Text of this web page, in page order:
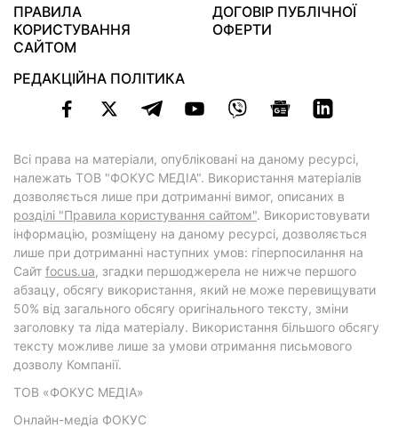
ПРАВИЛА
КОРИСТУВАННЯ
САЙТОМ
ДОГОВІР ПУБЛІЧНОЇ
ОФЕРТИ
РЕДАКЦІЙНА ПОЛІТИКА
Всі права на матеріали, опубліковані на даному ресурсі,
належать ТОВ "ФОКУС МЕДІА". Використання матеріалів
дозволяється лише при дотриманні вимог, описаних в
розділі "Правила користування сайтом". Використовувати
інформацію, розміщену на даному ресурсі, дозволяється
лише при дотриманні наступних умов: гіперпосилання на
Cайт focus.ua, згадки першоджерела не нижче першого
абзацу, обсягу використання, який не може перевищувати
50% від загального обсягу оригінального тексту, зміни
заголовку та ліда матеріалу. Використання більшого обсягу
тексту можливе лише за умови отримання письмового
дозволу Компанії.
ТОВ «ФОКУС МЕДІА»
Онлайн-медіа ФОКУС